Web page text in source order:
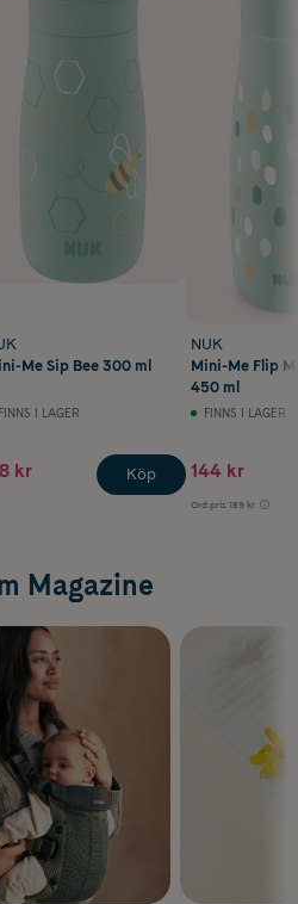
Me Sip Bee 300 ml
FINNS I LAGER
kr Köp
NUK
Mini-Me Flip
450 ml
FINNS I LAGER
144 kr
Ord.pris 189 kr
Magazine